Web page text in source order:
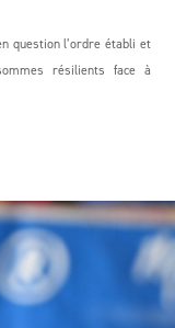
question l’ordre établi et
résilients face à